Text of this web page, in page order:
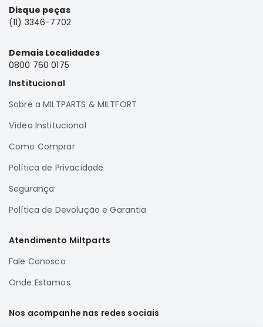
Disque peças
(11) 3346-7702
Demais Localidades
0800 760 0175
Institucional
Sobre a MILTPARTS & MILTFORT
Vídeo Institucional
Como Comprar
Política de Privacidade
Segurança
Política de Devolução e Garantia
Atendimento Miltparts
Fale Conosco
Onde Estamos
Nos acompanhe nas redes sociais